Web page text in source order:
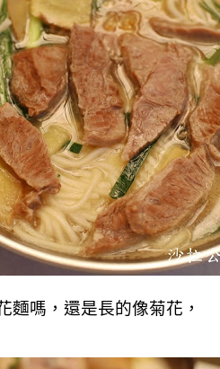
麵嗎，還是長的像菊花，